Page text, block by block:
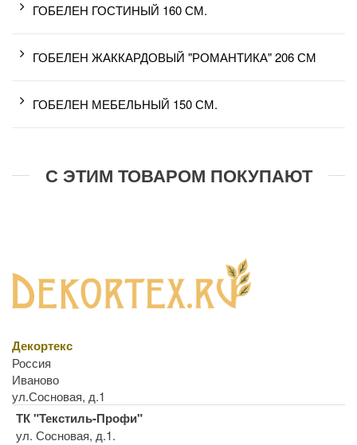
ГОБЕЛЕН ГОСТИНЫЙ 160 СМ.
ГОБЕЛЕН ЖАККАРДОВЫЙ "РОМАНТИКА" 206 СМ
ГОБЕЛЕН МЕБЕЛЬНЫЙ 150 СМ.
С ЭТИМ ТОВАРОМ ПОКУПАЮТ
Декортекс
Россия
Иваново
ул.Сосновая, д.1
ТК "Текстиль-Профи"
ул. Сосновая, д.1.